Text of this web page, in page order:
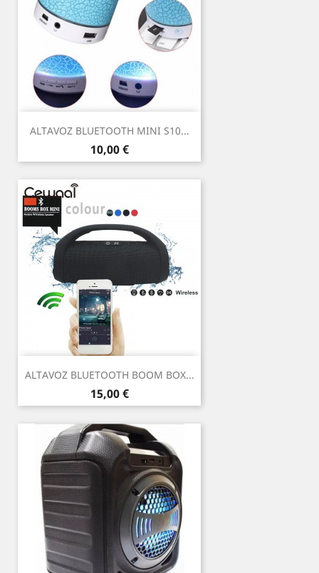
ALTAVOZ BLUETOOTH MINI S10...
Precio
10,00 €
ALTAVOZ BLUETOOTH BOOM BOX...
Precio
15,00 €